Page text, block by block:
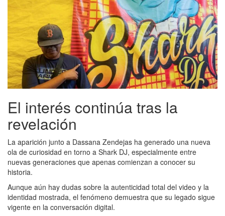
El interés continúa tras la
revelación
La aparición junto a Dassana Zendejas ha generado una nueva
ola de curiosidad en torno a Shark DJ, especialmente entre
nuevas generaciones que apenas comienzan a conocer su
historia.
Aunque aún hay dudas sobre la autenticidad total del video y la
identidad mostrada, el fenómeno demuestra que su legado sigue
vigente en la conversación digital.